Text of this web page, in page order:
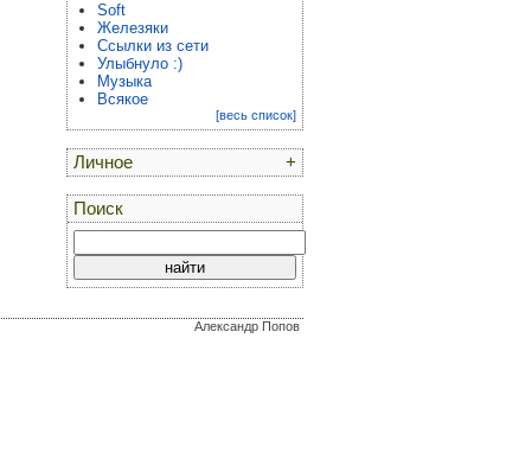
Soft
Железяки
Ссылки из сети
Улыбнуло :)
Музыка
Всякое
[весь список]
+
Личное
Поиск
Александр Попов